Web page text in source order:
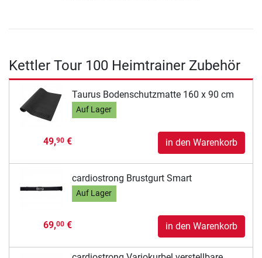
Kettler Tour 100 Heimtrainer Zubehör
Taurus Bodenschutzmatte 160 x 90 cm
Auf Lager
49,90€ in den Warenkorb
cardiostrong Brustgurt Smart
Auf Lager
69,00€ in den Warenkorb